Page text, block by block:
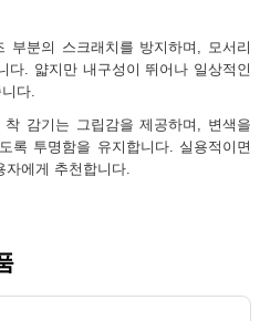
부분의 스크래치를 방지하며, 모서리
다. 얇지만 내구성이 뛰어나 일상적인
다.
감기는 그립감을 제공하며, 변색을
록 투명함을 유지합니다. 실용적이면
에게 추천합니다.